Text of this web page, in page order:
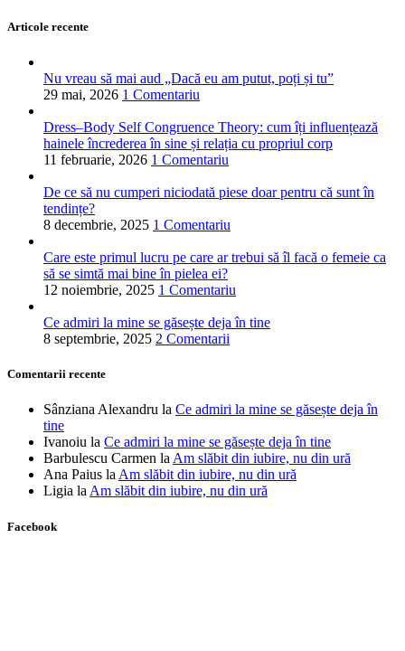
Articole recente
Nu vreau să mai aud „Dacă eu am putut, poți și tu”
29 mai, 2026 1 Comentariu
Dress–Body Self Congruence Theory: cum îți influențează
hainele încrederea în sine și relația cu propriul corp
11 februarie, 2026 1 Comentariu
De ce să nu cumperi niciodată piese doar pentru că sunt în
tendințe?
8 decembrie, 2025 1 Comentariu
Care este primul lucru pe care ar trebui să îl facă o femeie ca
să se simtă mai bine în pielea ei?
12 noiembrie, 2025 1 Comentariu
Ce admiri la mine se găsește deja în tine
8 septembrie, 2025 2 Comentarii
Comentarii recente
Sânziana Alexandru la Ce admiri la mine se găsește deja în
tine
Ivanoiu la Ce admiri la mine se găsește deja în tine
Barbulescu Carmen laAm slăbit din iubire, nu din ură
Ana Paius laAm slăbit din iubire, nu din ură
Ligia laAm slăbit din iubire, nu din ură
Facebook